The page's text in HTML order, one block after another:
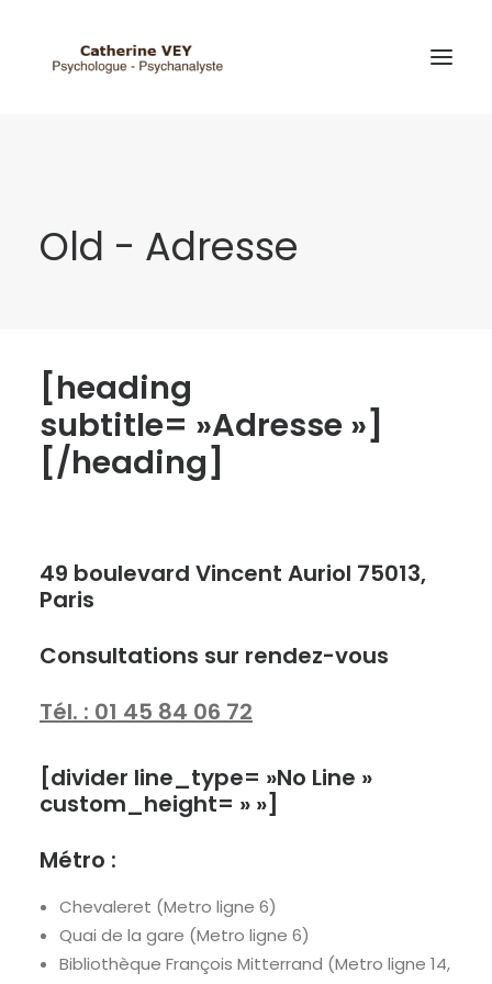
Old - Adresse
[heading
subtitle= »Adresse »]
[/heading]
49 boulevard Vincent Auriol 75013,
Paris
Consultations sur rendez-vous
Tél. : 01 45 84 06 72
[divider line_type= »No Line »
custom_height= » »]
Métro :
Chevaleret (Metro ligne 6)
Quai de la gare (Metro ligne 6)
Bibliothèque François Mitterrand (Metro ligne 14,